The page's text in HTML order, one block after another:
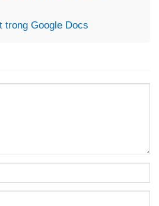
trong Google Docs